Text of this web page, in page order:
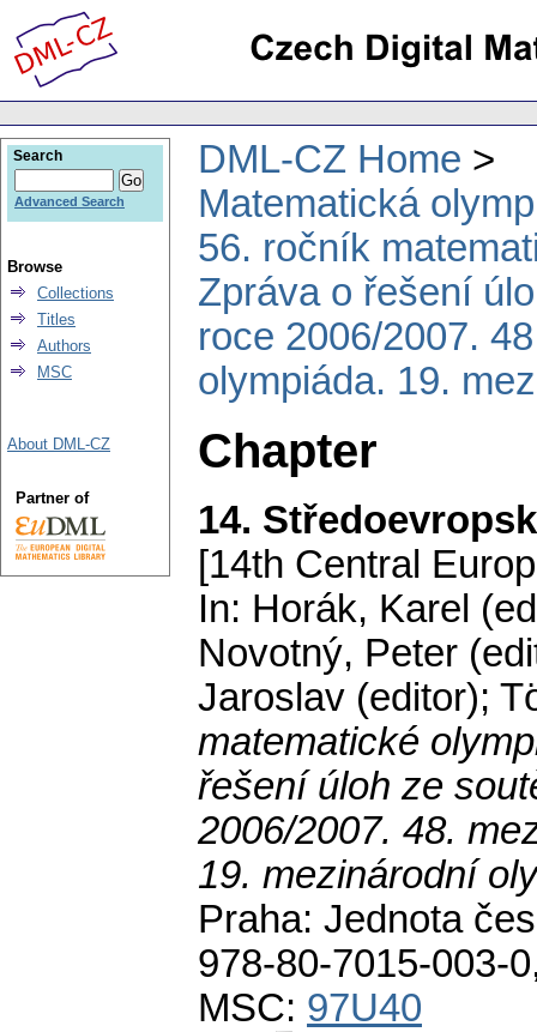
DML-CZ Home
Matematická
56. ročník
Zpráva o řešení
roce 2006/2007.
olympiáda. 19.
Chapter
14.
[14th Central
In: Horák, Karel
Novotný, Peter
Jaroslav (editor);
matematické
řešení úloh ze
2006/2007. 48.
19. mezinárodní
Praha: Jednota
978-80-7015-003-
MSC: 97U40
Search
Advanced Search
Browse
Collections
Titles
Authors
MSC
About DML-CZ
Partner of